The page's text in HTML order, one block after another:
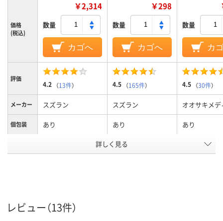
価格
(税込)
￥2,314
数量
カゴへ
￥298
数量
カゴへ
数量
カ
評価
4.2 （13件） 4.5 （165件） 4.5 （30件）
メーカー スズラン スズラン オオサキメ
個包装 あり あり あり
未滅菌
詳しく見る
レビュー（13件）